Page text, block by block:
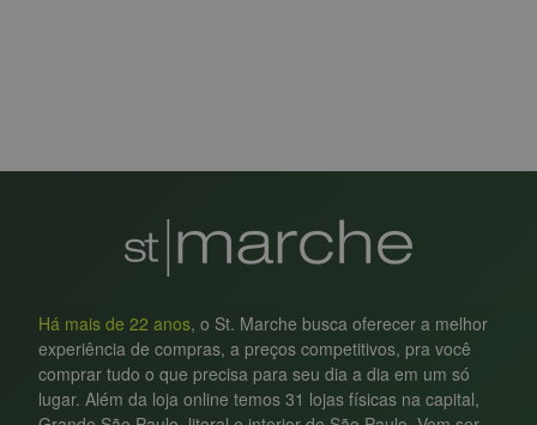
Há mais de 22 anos, o St. Marche busca oferecer a melhor
experiência de compras, a preços competitivos, pra você
comprar tudo o que precisa para seu dia a dia em um só
lugar. Além da loja online temos 31 lojas físicas na capital,